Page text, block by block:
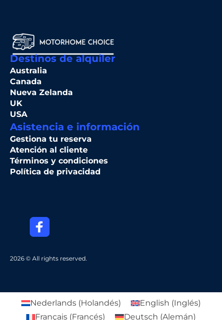
2026 © All rights reserved.
Destinos de alquiler
Australia
Canada
Nueva Zelanda
UK
USA
Asistencia e información
Gestiona tu reserva
Atención al cliente
Términos y condiciones
Política de privacidad
Nederlands (Holandés) English (Inglés)
Français (Francés) Deutsch (Alemán)